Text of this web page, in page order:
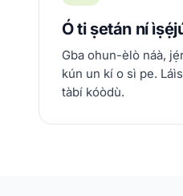
Ó ti ṣetán ní
Gba ohun-èlò náà,
kún un kí o sì pe.
tàbí kóòdù.